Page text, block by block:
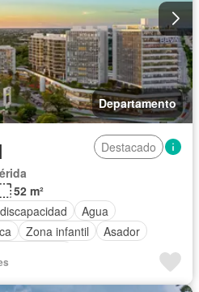
Departamento
Destacado
52 m²
Agua
Zona infantil
Asador
Cocina equipada